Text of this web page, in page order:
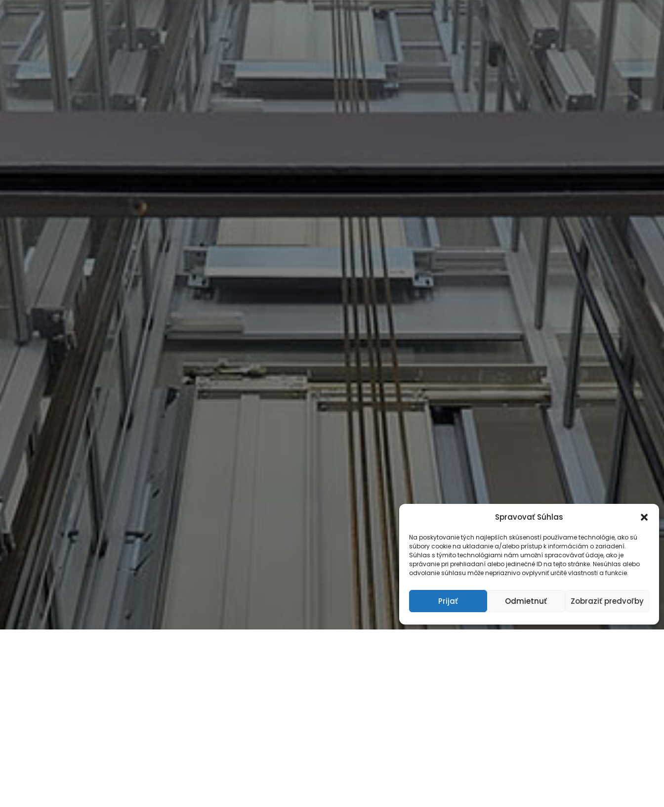
Spravovať Súhlas
Na poskytovanie tých najlepších skúseností používame technológie, ako sú
súbory cookie na ukladanie a/alebo prístup k informáciám o zariadení.
Súhlas s týmito technológiami nám umožní spracovávať údaje, ako je
správanie pri prehliadaní alebo jedinečné ID na tejto stránke. Nesúhlas alebo
odvolanie súhlasu môže nepriaznivo ovplyvniť určité vlastnosti a funkcie.
Prijať Odmietnuť Zobraziť predvoľby